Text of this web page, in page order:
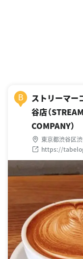
B
ストリーマー
谷店（
COMPANY）
東京都渋谷区
https://